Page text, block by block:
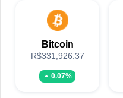
Bitcoin
R$331,926.37
0.07%